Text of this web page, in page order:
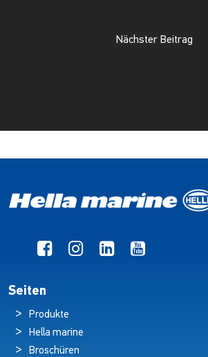
Nächster Beitrag
Seiten
Produkte
Hella marine
Broschüren